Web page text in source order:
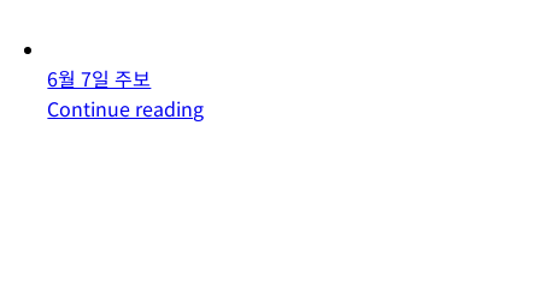
6월 7일 주보
Continue reading